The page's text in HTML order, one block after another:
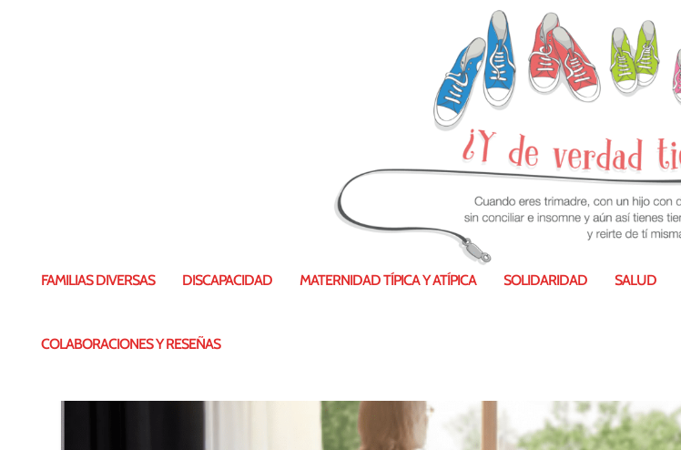
FAMILIAS DIVERSAS DISCAPACIDAD MATERNIDAD TÍPICA Y ATÍPICA SOLIDARIDAD SALUD
COLABORACIONES Y RESEÑAS
Omtänksam IKEA. Diversidad, autonomía y ergonomía